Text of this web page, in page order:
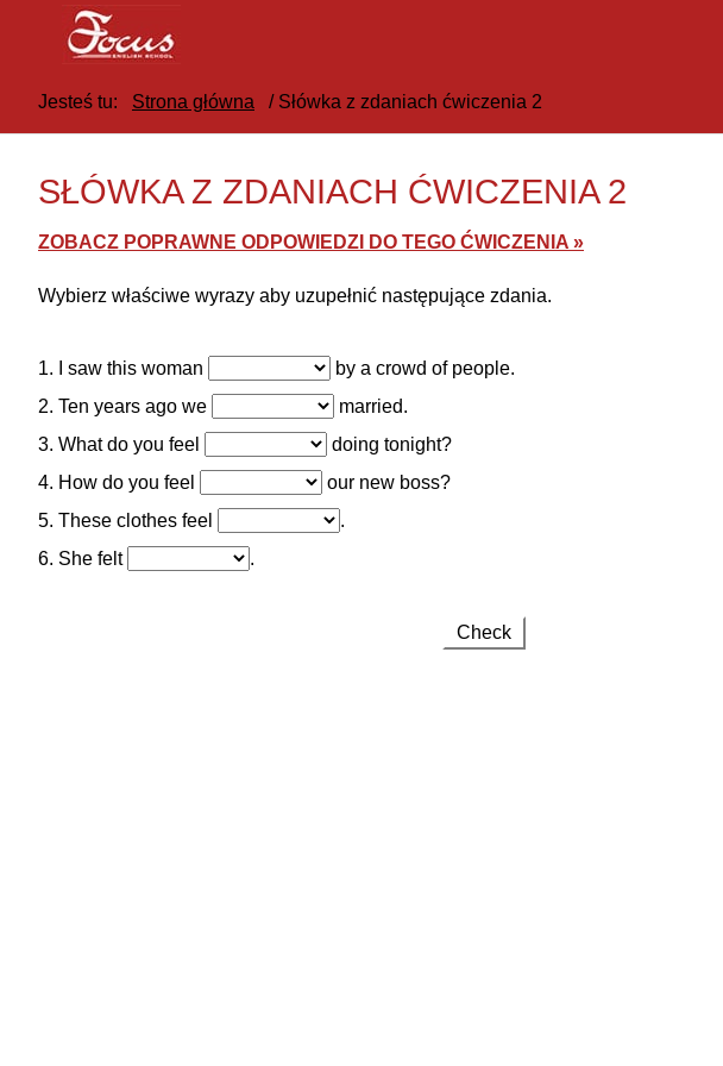
SŁÓWKA Z ZDANIACH ĆWICZENIA 2
ZOBACZ POPRAWNE ODPOWIEDZI DO TEGO ĆWICZENIA »
Wybierz właściwe wyrazy aby uzupełnić następujące zdania.
1. I saw this woman
by a crowd of people.
2. Ten years ago we
married.
3. What do you feel
doing tonight?
4. How do you feel
our new boss?
5. These clothes feel
.
6. She felt
.
Check
Jesteś tu: Strona główna / Słówka z zdaniach ćwiczenia 2